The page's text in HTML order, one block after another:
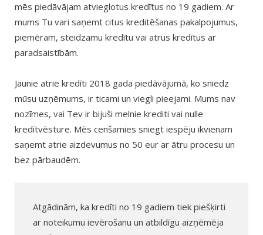
mēs piedāvājam atvieglotus kredītus no 19 gadiem. Ar
mums Tu vari saņemt citus kreditēšanas pakalpojumus,
piemēram, steidzamu kredītu vai atrus kredītus ar
paradsaistībām.
Jaunie atrie kredīti 2018 gada piedāvājumā, ko sniedz
mūsu uzņēmums, ir ticami un viegli pieejami. Mums nav
nozīmes, vai Tev ir bijuši melnie krediti vai nulle
kredītvēsture. Mēs cenšamies sniegt iespēju ikvienam
saņemt atrie aizdevumus no 50 eur ar ātru procesu un
bez pārbaudēm.
Atgādinām, ka kredīti no 19 gadiem tiek piešķirti
ar noteikumu ievērošanu un atbildīgu aizņēmēja